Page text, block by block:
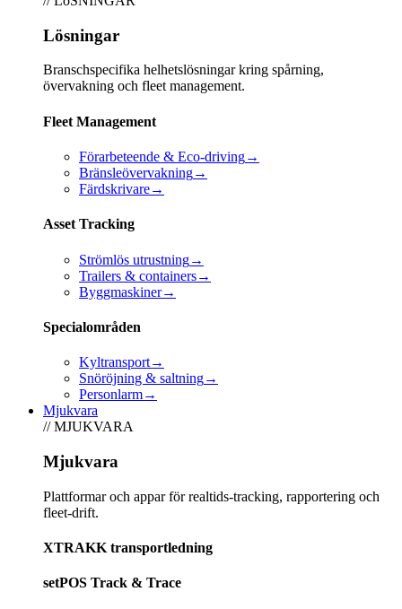
Lösningar
Branschspecifika helhetslösningar kring spårning,
övervakning och fleet management.
Fleet Management
Förarbeteende & Eco-driving→
Bränsleövervakning→
Färdskrivare→
Asset Tracking
Strömlös utrustning→
Trailers & containers→
Byggmaskiner→
Specialområden
Kyltransport→
Snöröjning & saltning→
Personlarm→
Mjukvara
// MJUKVARA
Mjukvara
Plattformar och appar för realtids-tracking, rapportering och
fleet-drift.
XTRAKK transportledning
setPOS Track & Trace